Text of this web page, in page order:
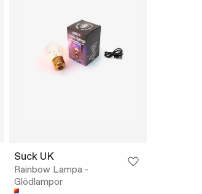
Suck UK
Rainbow Lampa -
Glödlampor